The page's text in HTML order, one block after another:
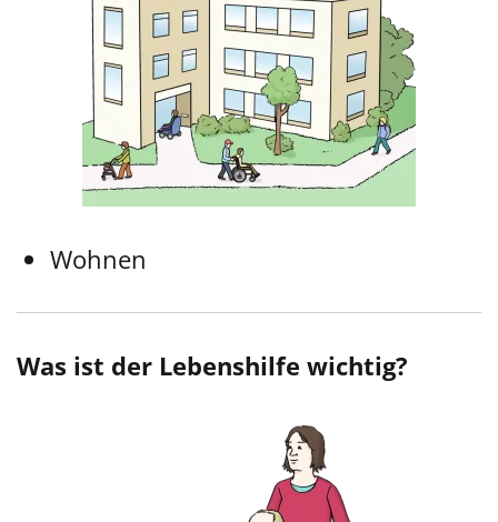
Wohnen
Was ist der Lebenshilfe wichtig?